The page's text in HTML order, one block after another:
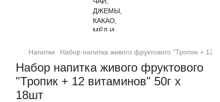
Напитки Набор напитка живого фруктового "Тропик + 12
Набор напитка живого фруктового
"Тропик + 12 витаминов" 50г х
18шт